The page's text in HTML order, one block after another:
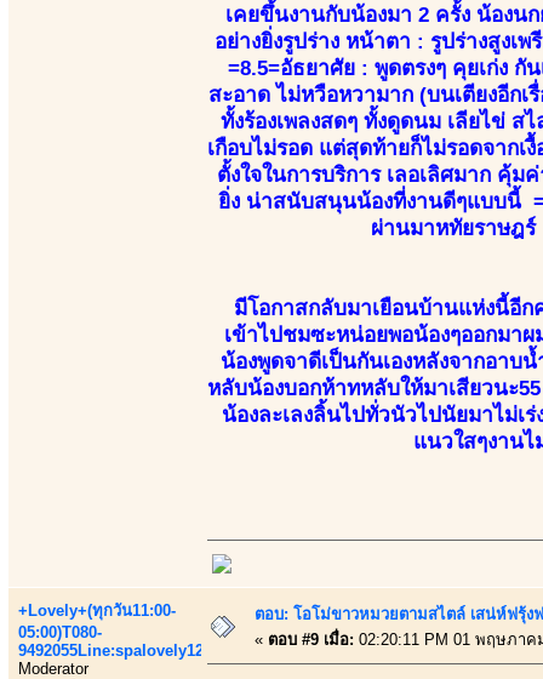
เคยขึ้นงานกับน้องมา 2 ครั้ง น้องน
อย่างยิ่งรูปร่าง หน้าตา : รูปร่างสูง
=8.5=อัธยาศัย : พูดตรงๆ คุยเก่ง
สะอาด ไม่หวือหวามาก (บนเตียงอีก
ทั้งร้องเพลงสดๆ ทั้งดูดนม เลียไข่ ส
เกือบไม่รอด แต่สุดท้ายก็ไม่รอดจาก
ตั้งใจในการบริการ เลอเลิศมาก คุ้
ยิ่ง น่าสนับสนุนน้องที่งานดีๆแบบนี้
ผ่านมาหทัยราษฎร์
มีโอกาสกลับมาเยือนบ้านแห่งนี้อีก
เข้าไปชมซะหน่อยพอน้องๆออกมา
น้องพูดจาดีเป็นกันเองหลังจากอาบ
หลับน้องบอกห้าทหลับให้มาเสียวนะ
น้องละเลงลิ้นไปทั่วนัวไปนัยมาไม่
แนวใสๆงานไ
+Lovely+(ทุกวัน11:00-
05:00)T080-
9492055Line:spalovely123
Moderator
ตอบ: โอโม่ขาวหมวยตามสไตล์ เสน่ห์ฟรุ้ง
« ตอบ #9 เมื่อ: 02:20:11 PM 01 พฤษภาค